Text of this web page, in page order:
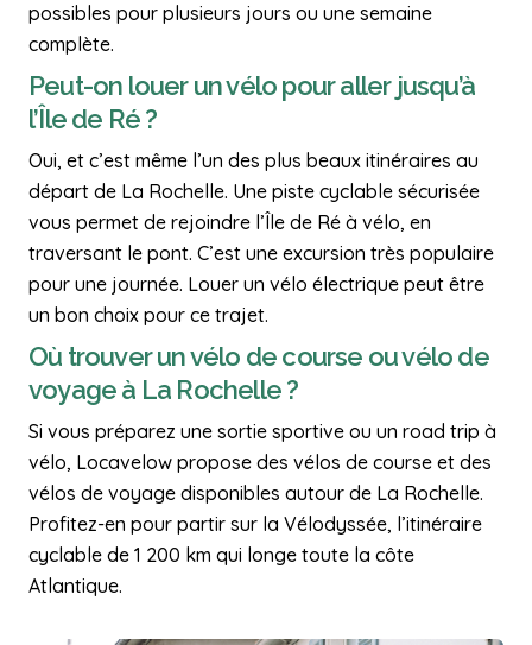
possibles pour plusieurs jours ou une semaine
complète.
Peut-on louer un vélo pour aller jusqu’à
l’Île de Ré ?
Oui, et c’est même l’un des plus beaux itinéraires au
départ de La Rochelle. Une piste cyclable sécurisée
vous permet de rejoindre l’Île de Ré à vélo, en
traversant le pont. C’est une excursion très populaire
pour une journée. Louer un vélo électrique peut être
un bon choix pour ce trajet.
Où trouver un vélo de course ou vélo de
voyage à La Rochelle ?
Si vous préparez une sortie sportive ou un road trip à
vélo, Locavelow propose des vélos de course et des
vélos de voyage disponibles autour de La Rochelle.
Profitez-en pour partir sur la Vélodyssée, l’itinéraire
cyclable de 1 200 km qui longe toute la côte
Atlantique.